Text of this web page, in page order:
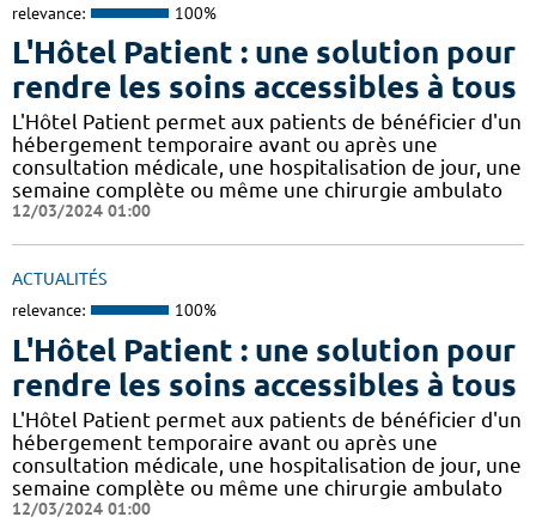
relevance: 100%
L'Hôtel Patient : une solution pour
rendre les soins accessibles à tous
L'Hôtel Patient permet aux patients de bénéficier d'un
hébergement temporaire avant ou après une
consultation médicale, une hospitalisation de jour, une
semaine complète ou même une chirurgie ambulato
12/03/2024 01:00
ACTUALITÉS
relevance: 100%
L'Hôtel Patient : une solution pour
rendre les soins accessibles à tous
L'Hôtel Patient permet aux patients de bénéficier d'un
hébergement temporaire avant ou après une
consultation médicale, une hospitalisation de jour, une
semaine complète ou même une chirurgie ambulato
12/03/2024 01:00